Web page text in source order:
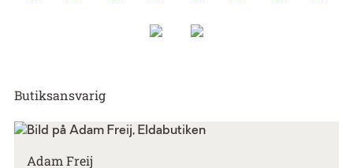
Butiksansvarig
Adam Freij